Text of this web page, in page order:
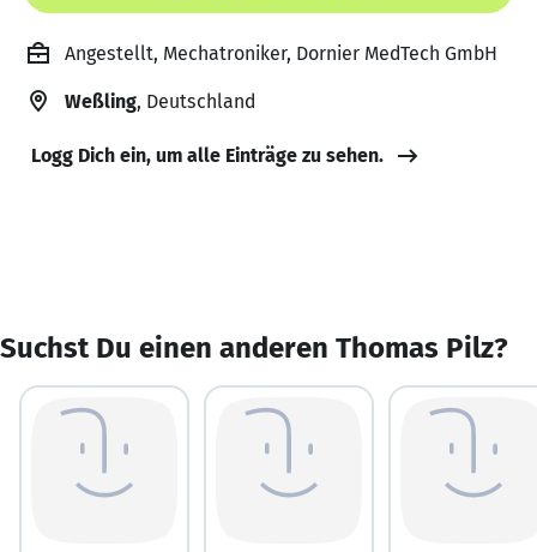
Angestellt, Mechatroniker, Dornier MedTech GmbH
Weßling, Deutschland
Logg Dich ein, um alle Einträge zu sehen.
Suchst Du einen anderen Thomas Pilz?